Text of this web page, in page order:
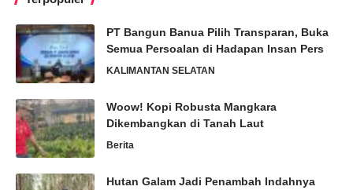
PT Bangun Banua Pilih Transparan, Buka
Semua Persoalan di Hadapan Insan Pers
KALIMANTAN SELATAN
Woow! Kopi Robusta Mangkara
Dikembangkan di Tanah Laut
Berita
Hutan Galam Jadi Penambah Indahnya